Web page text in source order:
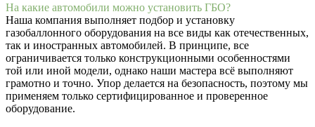
На какие автомобили можно установить ГБО?
Наша компания выполняет подбор и установку
газобаллонного оборудования на все виды как отечественных,
так и иностранных автомобилей. В принципе, все
ограничивается только конструкционными особенностями
той или иной модели, однако наши мастера всё выполняют
грамотно и точно. Упор делается на безопасность, поэтому мы
применяем только сертифицированное и проверенное
оборудование.